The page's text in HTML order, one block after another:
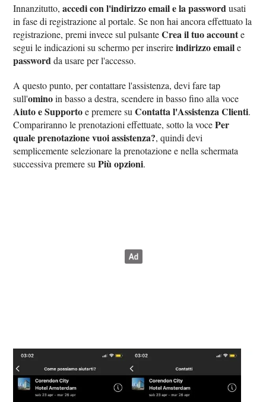
Innanzitutto,accedi con l'indirizzo email e la passwordusati
in fase di registrazione al portale. Se non hai ancora effettuato la
registrazione, premi invece sul pulsanteCrea il tuo accounte
segui le indicazioni su schermo per inserireindirizzo emaile
passwordda usare per l'accesso.
A questo punto, per contattare l'assistenza, devi fare tap
sull'ominoin basso a destra, scendere in basso fino alla voce
Aiuto e Supportoe premere suContatta l'Assistenza Clienti.
Compariranno le prenotazioni effettuate, sotto la vocePer
quale prenotazione vuoi assistenza?, quindi devi
semplicemente selezionare la prenotazione e nella schermata
successiva premere suPiù opzioni.